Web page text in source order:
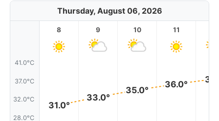
Thursday, August 06, 2026
41.0°C
37.0°C
32.0°C
28.0°C
8
31.0°
9
33.0°
10
35.0°
11
36.0°